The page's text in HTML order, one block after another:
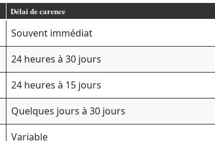
Délai de carence
Souvent immédiat
24 heures à 30 jours
24 heures à 15 jours
Quelques jours à 30 jours
Variable